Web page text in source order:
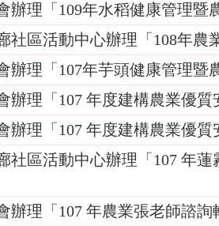
辦理「109年水稻健康管理暨
社區活動中心辦理「108年農
辦理「107年芋頭健康管理暨
辦理「107 年度建構農業優質
辦理「107 年度建構農業優質
社區活動中心辦理「107 年
理「107 年農業張老師諮詢